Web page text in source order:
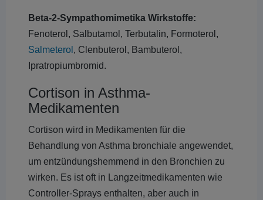
Beta-2-Sympathomimetika Wirkstoffe:
Fenoterol, Salbutamol, Terbutalin, Formoterol,
Salmeterol , Clenbuterol, Bambuterol,
Ipratropiumbromid.
Cortison in Asthma-
Medikamenten
Cortison wird in Medikamenten für die
Behandlung von Asthma bronchiale angewendet,
um entzündungshemmend in den Bronchien zu
wirken. Es ist oft in Langzeitmedikamenten wie
Controller-Sprays enthalten, aber auch in